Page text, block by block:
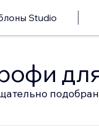
Studio